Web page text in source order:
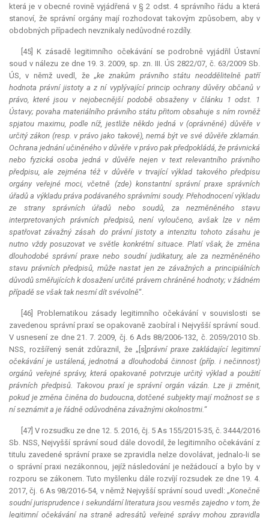
která je v obecné rovině vyjádřená v § 2 odst. 4 správního řádu a která
stanoví, že správní orgány mají rozhodovat takovým způsobem, aby v
obdobných případech nevznikaly nedůvodné rozdíly.
[45] K zásadě legitimního očekávání se podrobně vyjádřil Ústavní
soud v nálezu ze dne 19. 3. 2009, sp. zn. III. ÚS 2822/07, č. 63/2009 Sb.
ÚS, v němž uvedl, že „ke znakům právního státu neoddělitelně patří
hodnota právní jistoty a z ní vyplývající princip ochrany důvěry občanů v
právo, které jsou v nejobecnější podobě obsaženy v článku 1 odst. 1
Ústavy; povaha materiálního právního státu přitom obsahuje s ním rovněž
spjatou maximu, podle níž, jestliže někdo jedná v (oprávněné) důvěře v
určitý zákon (resp. v právo jako takové), nemá být ve své důvěře zklamán.
Ochrana jednání učiněného v důvěře v právo pak předpokládá, že právnická
nebo fyzická osoba jedná v důvěře nejen v text relevantního právního
předpisu, ale zejména též v důvěře v trvající výklad takového předpisu
orgány veřejné moci, včetně (zde) konstantní správní praxe správních
úřadů a výkladu práva podávaného správními soudy. Přehodnocení výkladu
ze strany správních úřadů nebo soudů, za nezměněného stavu
interpretovaných právních předpisů, není vyloučeno, avšak lze v něm
spatřovat závažný zásah do právní jistoty a intenzitu tohoto zásahu je
nutno vždy posuzovat ve světle konkrétní situace. Platí však, že změna
dlouhodobé správní praxe nebo soudní judikatury, ale za nezměněného
stavu právních předpisů, může nastat jen ze závažných a principiálních
důvodů směřujících k dosažení určité právem chráněné hodnoty; v žádném
případě se však tak nesmí dít svévolně“.
[46] Problematikou zásady legitimního očekávání v souvislosti se
zavedenou správní praxí se opakovaně zaobíral i Nejvyšší správní soud.
V usnesení ze dne 21. 7. 2009, čj. 6 Ads 88/2006-132, č. 2059/2010 Sb.
NSS, rozšířený senát zdůraznil, že „[s] právní praxe zakládající legitimní
očekávání je ustálená, jednotná a dlouhodobá činnost (příp. i nečinnost)
orgánů veřejné správy, která opakovaně potvrzuje určitý výklad a použití
právních předpisů. Takovou praxí je správní orgán vázán. Lze ji změnit,
pokud je změna činěna do budoucna, dotčené subjekty mají možnost se s
ní seznámit a je řádně odůvodněna závažnými okolnostmi.“
[47] V rozsudku ze dne 12. 5. 2016, čj. 5 As 155/2015-35, č. 3444/2016
Sb. NSS, Nejvyšší správní soud dále dovodil, že legitimního očekávání z
titulu zavedené správní praxe se zpravidla nelze dovolávat, jednalo-li se
o správní praxi nezákonnou, jejíž následování je nežádoucí a bylo by v
rozporu se zákonem. Tuto myšlenku dále rozvíjí rozsudek ze dne 19. 4.
2017, čj. 6 As 98/2016-54, v němž Nejvyšší správní soud uvedl: „Konečně
soudníjurisprudence i sekundární literatura jsou vesměs zajedno v tom, že
legitimní očekávání na straně adresátů veřejné správy mohou zpravidla